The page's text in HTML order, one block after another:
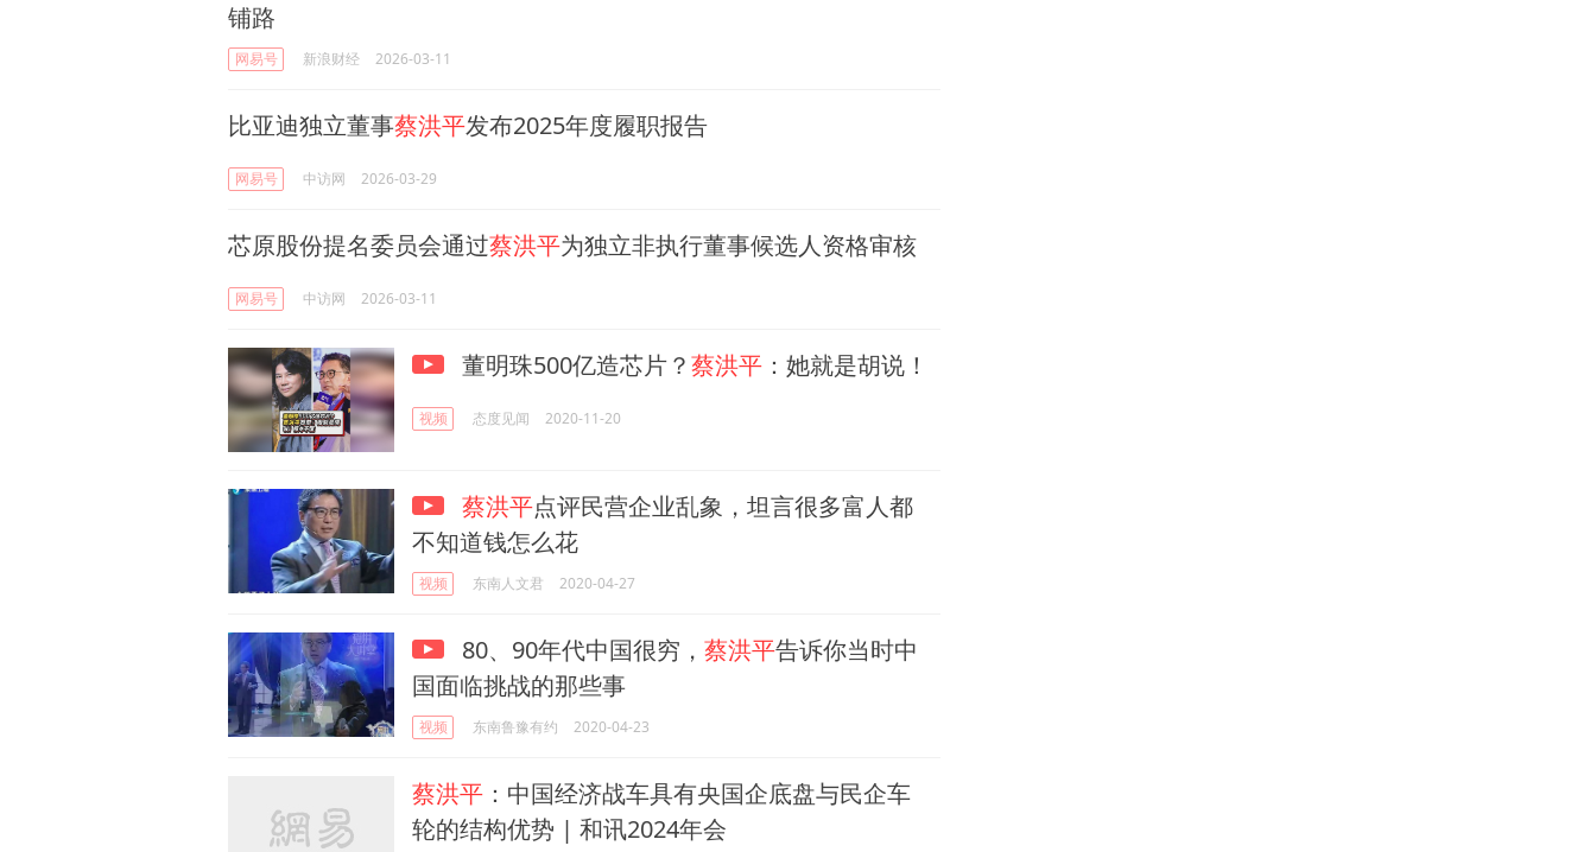
铺路
网易号 新浪财经 2026-03-11
比亚迪独立董事蔡洪平发布2025年度履职报告
网易号 中访网 2026-03-29
芯原股份提名委员会通过蔡洪平为独立非执行董事候选人资格审核
网易号 中访网 2026-03-11
董明珠500亿造芯片？蔡洪平 ：她就是胡说！
视频 态度见闻 2020-11-20
蔡洪平点评民营企业乱象，坦言很多富人都
不知道钱怎么花
视频 东南人文君 2020-04-27
80、90年代中国很穷， 蔡洪平告诉你当时中
国面临挑战的那些事
视频 东南鲁豫有约 2020-04-23
蔡洪平 ：中国经济战车具有央国企底盘与民企车
轮的结构优势 | 和讯2024年会